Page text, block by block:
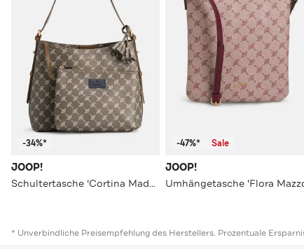
-34%*
JOOP!
Schultertasche 'Cortina Maddy' gemustert
-47%* Sale
JOOP!
* Unverbindliche Preisempfehlung des Herstellers. Prozentuale